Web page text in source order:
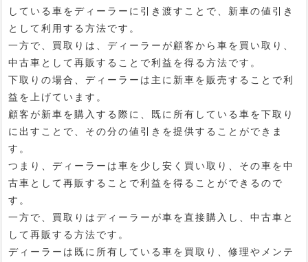
している車をディーラーに引き渡すことで、新車の値引き
として利用する方法です。
一方で、買取りは、ディーラーが顧客から車を買い取り、
中古車として再販することで利益を得る方法です。
下取りの場合、ディーラーは主に新車を販売することで利
益を上げています。
顧客が新車を購入する際に、既に所有している車を下取り
に出すことで、その分の値引きを提供することができま
す。
つまり、ディーラーは車を少し安く買い取り、その車を中
古車として再販することで利益を得ることができるので
す。
一方で、買取りはディーラーが車を直接購入し、中古車と
して再販する方法です。
ディーラーは既に所有している車を買取り、修理やメンテ